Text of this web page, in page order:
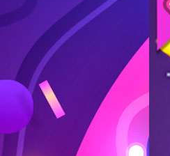
Mdoll
Help
Support
Language